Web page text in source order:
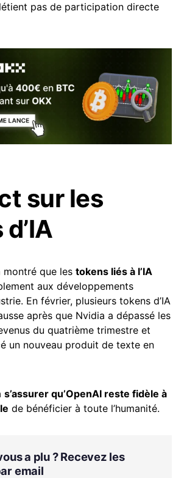
pas de participation directe
sur les
montré que les tokens liés à l’IA
aux développements
En février, plusieurs tokens d’IA
après que Nvidia a dépassé les
du quatrième trimestre et
un nouveau produit de texte en
s’assurer qu’OpenAI reste fidèle à
de bénéficier à toute l’humanité.
a plu ? Recevez les
email